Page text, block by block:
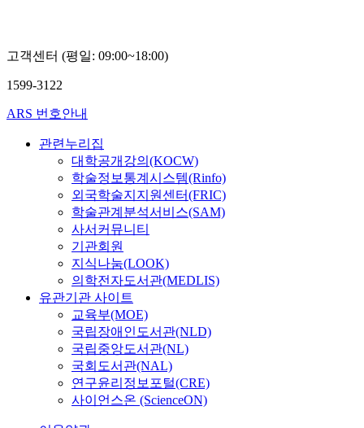
고객센터 (평일: 09:00~18:00)
1599-3122
ARS 번호안내
관련누리집
대학공개강의(KOCW)
학술정보통계시스템(Rinfo)
외국학술지지원센터(FRIC)
학술관계분석서비스(SAM)
사서커뮤니티
기관회원
지식나눔(LOOK)
의학전자도서관(MEDLIS)
유관기관 사이트
교육부(MOE)
국립장애인도서관(NLD)
국립중앙도서관(NL)
국회도서관(NAL)
연구윤리정보포털(CRE)
사이언스온 (ScienceON)